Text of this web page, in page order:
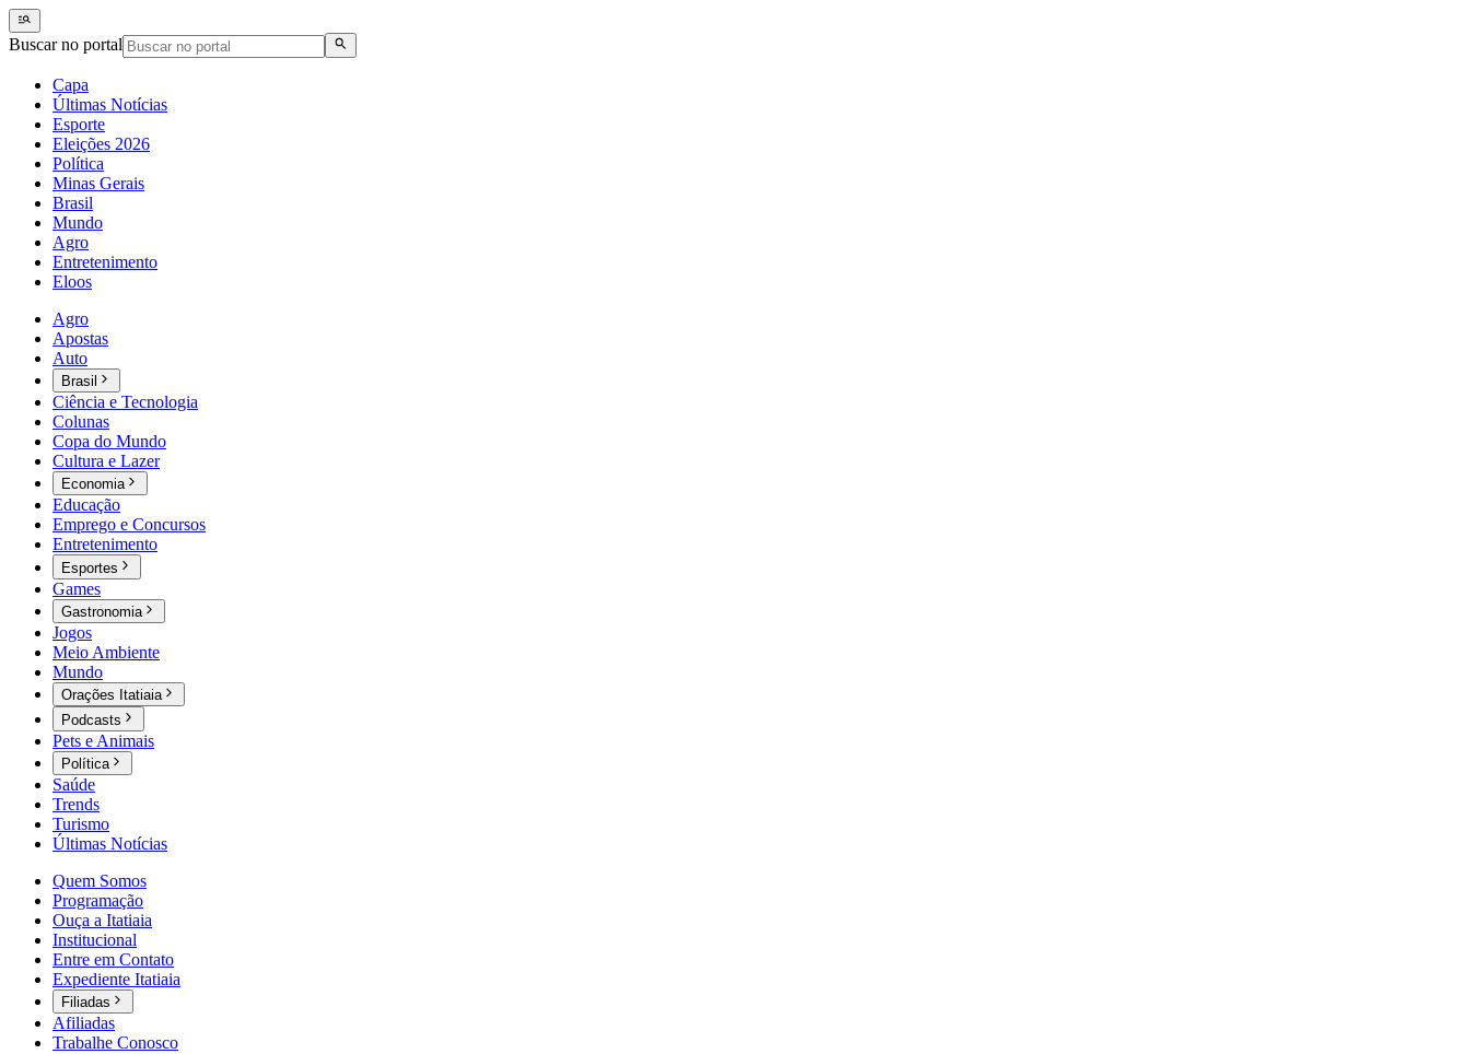
Buscar no portal
Capa
Últimas Notícias
Esporte
Eleições 2026
Política
Minas Gerais
Brasil
Mundo
Agro
Entretenimento
Eloos
Agro
Apostas
Auto
Brasil
Ciência e Tecnologia
Colunas
Copa do Mundo
Cultura e Lazer
Economia
Educação
Emprego e Concursos
Entretenimento
Esportes
Games
Gastronomia
Jogos
Meio Ambiente
Mundo
Orações Itatiaia
Podcasts
Pets e Animais
Política
Saúde
Trends
Turismo
Últimas Notícias
Quem Somos
Programação
Ouça a Itatiaia
Institucional
Entre em Contato
Expediente Itatiaia
Filiadas
Afiliadas
Trabalhe Conosco